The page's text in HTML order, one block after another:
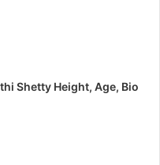
Shetty Height, Age, Bio